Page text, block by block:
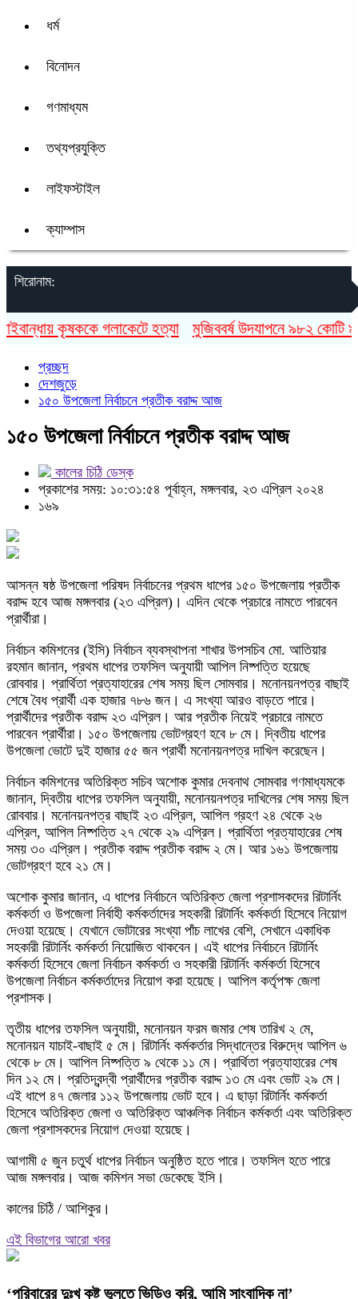
ধর্ম
বিনোদন
গণমাধ্যম
তথ্যপ্রযুক্তি
লাইফস্টাইল
ক্যাম্পাস
শিরোনাম:
কৃষককে গলাকেটে হত্যা মুজিববর্ষ উদযাপনে ৯৮২ কোটি ৯১
প্রচ্ছদ
দেশজুড়ে
১৫০ উপজেলা নির্বাচনে প্রতীক বরাদ্দ আজ
১৫০ উপজেলা নির্বাচনে প্রতীক বরাদ্দ আজ
কালের চিঠি ডেস্ক
প্রকাশের সময়: ১০:৩১:৫৪ পূর্বাহ্ন, মঙ্গলবার, ২৩ এপ্রিল ২০২৪
১৬৯
আসন্ন ষষ্ঠ উপজেলা পরিষদ নির্বাচনের প্রথম ধাপের ১৫০ উপজেলায় প্রতীক
বরাদ্দ হবে আজ মঙ্গলবার (২৩ এপ্রিল)। এদিন থেকে প্রচারে নামতে পারবেন
প্রার্থীরা।
নির্বাচন কমিশনের (ইসি) নির্বাচন ব্যবস্থাপনা শাখার উপসচিব মো. আতিয়ার
রহমান জানান, প্রথম ধাপের তফসিল অনুযায়ী আপিল নিষ্পত্তি হয়েছে
রোববার। প্রার্থিতা প্রত্যাহারের শেষ সময় ছিল সোমবার। মনোনয়নপত্র বাছাই
শেষে বৈধ প্রার্থী এক হাজার ৭৮৬ জন। এ সংখ্যা আরও বাড়তে পারে।
প্রার্থীদের প্রতীক বরাদ্দ ২৩ এপ্রিল। আর প্রতীক নিয়েই প্রচারে নামতে
পারবেন প্রার্থীরা। ১৫০ উপজেলায় ভোটগ্রহণ হবে ৮ মে। দ্বিতীয় ধাপের
উপজেলা ভোটে দুই হাজার ৫৫ জন প্রার্থী মনোনয়নপত্র দাখিল করেছেন।
নির্বাচন কমিশনের অতিরিক্ত সচিব অশোক কুমার দেবনাথ সোমবার গণমাধ্যমকে
জানান, দ্বিতীয় ধাপের তফসিল অনুযায়ী, মনোনয়নপত্র দাখিলের শেষ সময় ছিল
রোববার। মনোনয়নপত্র বাছাই ২৩ এপ্রিল, আপিল গ্রহণ ২৪ থেকে ২৬
এপ্রিল, আপিল নিষ্পত্তি ২৭ থেকে ২৯ এপ্রিল। প্রার্থিতা প্রত্যাহারের শেষ
সময় ৩০ এপ্রিল। প্রতীক বরাদ্দ প্রতীক বরাদ্দ ২ মে। আর ১৬১ উপজেলায়
ভোটগ্রহণ হবে ২১ মে।
অশোক কুমার জানান, এ ধাপের নির্বাচনে অতিরিক্ত জেলা প্রশাসকদের রিটার্নিং
কর্মকর্তা ও উপজেলা নির্বাহী কর্মকর্তাদের সহকারী রিটার্নিং কর্মকর্তা হিসেবে নিয়োগ
দেওয়া হয়েছে। যেখানে ভোটারের সংখ্যা পাঁচ লাখের বেশি, সেখানে একাধিক
সহকারী রিটার্নিং কর্মকর্তা নিয়োজিত থাকবেন। এই ধাপের নির্বাচনে রিটার্নিং
কর্মকর্তা হিসেবে জেলা নির্বাচন কর্মকর্তা ও সহকারী রিটার্নিং কর্মকর্তা হিসেবে
উপজেলা নির্বাচন কর্মকর্তাদের নিয়োগ করা হয়েছে। আপিল কর্তৃপক্ষ জেলা
প্রশাসক।
তৃতীয় ধাপের তফসিল অনুযায়ী, মনোনয়ন ফরম জমার শেষ তারিখ ২ মে,
মনোনয়ন যাচাই-বাছাই ৫ মে। রিটার্নিং কর্মকর্তার সিদ্ধান্তের বিরুদ্ধে আপিল ৬
থেকে ৮ মে। আপিল নিষ্পত্তি ৯ থেকে ১১ মে। প্রার্থিতা প্রত্যাহারের শেষ
দিন ১২ মে। প্রতিদ্বন্দ্বী প্রার্থীদের প্রতীক বরাদ্দ ১৩ মে এবং ভোট ২৯ মে।
এই ধাপে ৪৭ জেলার ১১২ উপজেলায় ভোট হবে। এ ছাড়া রিটার্নিং কর্মকর্তা
হিসেবে অতিরিক্ত জেলা ও অতিরিক্ত আঞ্চলিক নির্বাচন কর্মকর্তা এবং অতিরিক্ত
জেলা প্রশাসকদের নিয়োগ দেওয়া হয়েছে।
আগামী ৫ জুন চতুর্থ ধাপের নির্বাচন অনুষ্ঠিত হতে পারে। তফসিল হতে পারে
আজ মঙ্গলবার। আজ কমিশন সভা ডেকেছে ইসি।
কালের চিঠি / আশিকুর।
এই বিভাগের আরো খবর
‘পরিবারের দুঃখ কষ্ট ভুলতে ভিডিও করি, আমি সাংবাদিক না’